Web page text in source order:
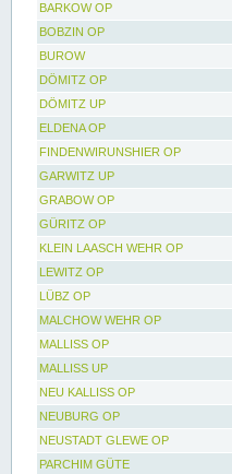
BARKOW OP
BOBZIN OP
BUROW
DÖMITZ OP
DÖMITZ UP
ELDENA OP
FINDENWIRUNSHIER OP
GARWITZ UP
GRABOW OP
GÜRITZ OP
KLEIN LAASCH WEHR OP
LEWITZ OP
LÜBZ OP
MALCHOW WEHR OP
MALLISS OP
MALLISS UP
NEU KALLISS OP
NEUBURG OP
NEUSTADT GLEWE OP
PARCHIM GÜTE